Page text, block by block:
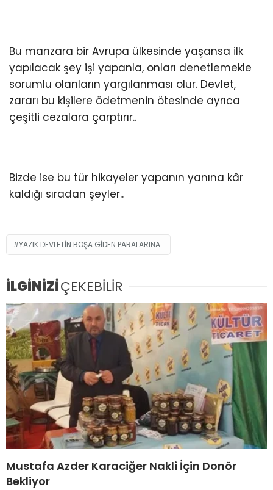
Bu manzara bir Avrupa ülkesinde yaşansa ilk
yapılacak şey işi yapanla, onları denetlemekle
sorumlu olanların yargılanması olur. Devlet,
zararı bu kişilere ödetmenin ötesinde ayrıca
çeşitli cezalara çarptırır..
Bizde ise bu tür hikayeler yapanın yanına kâr
kaldığı sıradan şeyler..
YAZIK DEVLETIN BOŞA GIDEN PARALARINA..
İLGİNİZİÇEKEBİLİR
Mustafa Azder Karaciğer Nakli İçin Donör
Bekliyor